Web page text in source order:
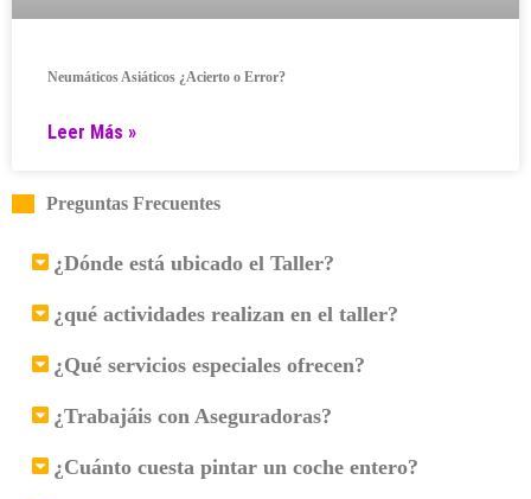
Neumáticos Asiáticos ¿Acierto o Error?
Leer Más »
Preguntas Frecuentes
¿Dónde está ubicado el Taller?
¿qué actividades realizan en el taller?
¿Qué servicios especiales ofrecen?
¿Trabajáis con Aseguradoras?
¿Cuánto cuesta pintar un coche entero?